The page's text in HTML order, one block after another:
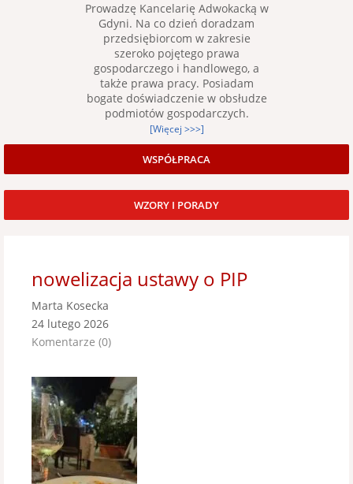
Prowadzę Kancelarię Adwokacką w
Gdyni. Na co dzień doradzam
przedsiębiorcom w zakresie
szeroko pojętego prawa
gospodarczego i handlowego, a
także prawa pracy. Posiadam
bogate doświadczenie w obsłudze
podmiotów gospodarczych.
[Więcej >>>]
WSPÓŁPRACA
WZORY I PORADY
nowelizacja ustawy o PIP
Marta Kosecka
24 lutego 2026
Komentarze (0)